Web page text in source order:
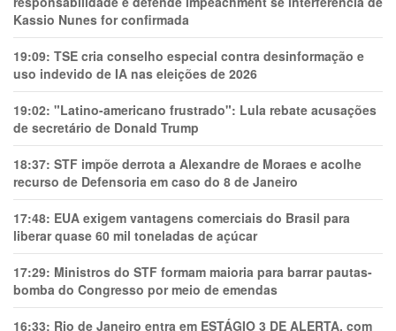
Kassio Nunes for confirmada
19:09: TSE cria conselho especial contra desinformação e
uso indevido de IA nas eleições de 2026
19:02: "Latino-americano frustrado": Lula rebate acusações
de secretário de Donald Trump
18:37: STF impõe derrota a Alexandre de Moraes e acolhe
recurso de Defensoria em caso do 8 de Janeiro
17:48: EUA exigem vantagens comerciais do Brasil para
liberar quase 60 mil toneladas de açúcar
17:29: Ministros do STF formam maioria para barrar pautas-
bomba do Congresso por meio de emendas
16:33: Rio de Janeiro entra em ESTÁGIO 3 DE ALERTA, com